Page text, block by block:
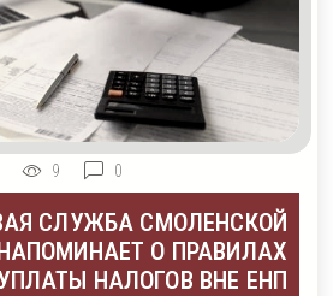
9 0
СЛУЖБА СМОЛЕНСКОЙ
О ПРАВИЛАХ
НАЛОГОВ ВНЕ ЕНП